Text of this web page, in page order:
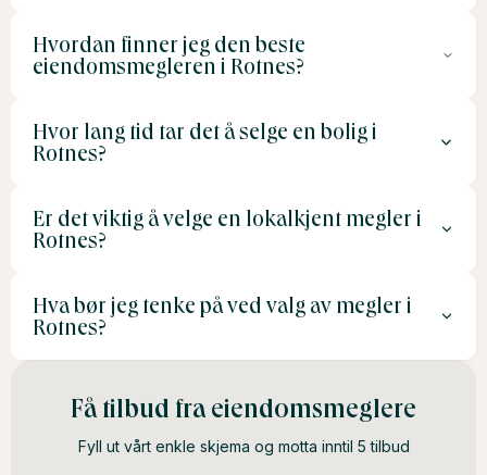
Provisjonen varierer vanligvis mellom 1–3 % av
salgssummen, pluss tilleggskostnader.
Hvordan finner jeg den beste
eiendomsmegleren i Rotnes?
Se etter meglere med lokalkunnskap, gode referanser
og positive kundeanmeldelser.
Hvor lang tid tar det å selge en bolig i
Rotnes?
Attraktive boliger selges ofte raskt, spesielt i
høysesong.
Er det viktig å velge en lokalkjent megler i
Rotnes?
Ja, en lokalkjent megler kjenner markedet og kan
tiltrekke de rette kjøperne.
Hva bør jeg tenke på ved valg av megler i
Rotnes?
Vurder meglers erfaring, lokalkunnskap og
markedsføringsstrategier for å finne den rette for ditt
boligsalg.
Få tilbud fra eiendomsmeglere
Fyll ut vårt enkle skjema og motta inntil 5 tilbud